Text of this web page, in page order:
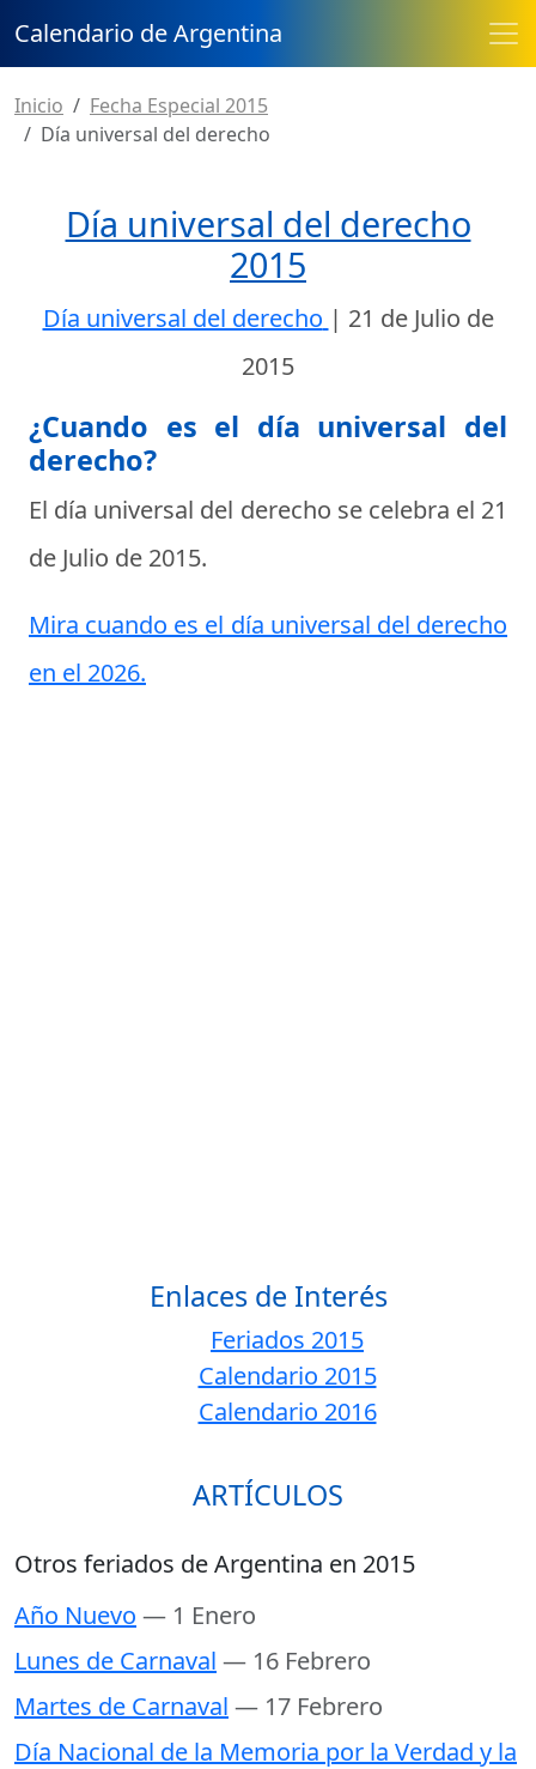
Calendario de Argentina
Inicio
Fecha Especial 2015
Día universal del derecho
Día universal del derecho
2015
Día universal del derecho | 21 de Julio de
2015
¿Cuando es el día universal del
derecho?
El día universal del derecho se celebra el 21
de Julio de 2015.
Mira cuando es el día universal del derecho
en el 2026.
Enlaces de Interés
Feriados 2015
Calendario 2015
Calendario 2016
ARTÍCULOS
Otros feriados de Argentina en 2015
Año Nuevo — 1 Enero
Lunes de Carnaval — 16 Febrero
Martes de Carnaval — 17 Febrero
Día Nacional de la Memoria por la Verdad y la